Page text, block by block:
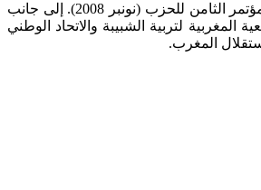
ويعتبر الأستاذ عبد الواحد الراضي من مؤسسي الاتحاد الوطني للقوات الشعبية عام 1959،(الاتحاد الاشتراكي للقوات الشعبية حاليا) الذي انتخب كاتبا أولا له خلال المؤتمر الثامن للحزب (نونبر 2008). إلى جانب
والجمعية المغربية لتربية الشبيبة والاتحاد الوطني
المغرب.